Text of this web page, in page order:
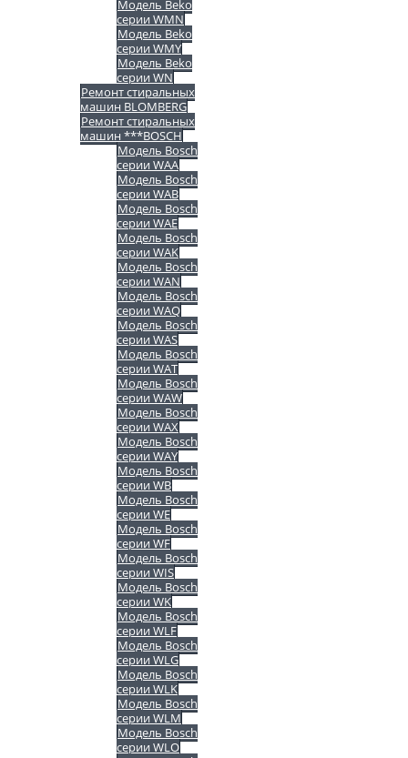
Модель Beko
серии WMN
Модель Beko
серии WMY
Модель Beko
серии WN
Ремонт стиральных
машин BLOMBERG
Ремонт стиральных
машин ***BOSCH
Модель Bosch
серии WAA
Модель Bosch
серии WAB
Модель Bosch
серии WAE
Модель Bosch
серии WAK
Модель Bosch
серии WAN
Модель Bosch
серии WAQ
Модель Bosch
серии WAS
Модель Bosch
серии WAT
Модель Bosch
серии WAW
Модель Bosch
серии WAX
Модель Bosch
серии WAY
Модель Bosch
серии WB
Модель Bosch
серии WE
Модель Bosch
серии WF
Модель Bosch
серии WIS
Модель Bosch
серии WK
Модель Bosch
серии WLF
Модель Bosch
серии WLG
Модель Bosch
серии WLK
Модель Bosch
серии WLM
Модель Bosch
серии WLO